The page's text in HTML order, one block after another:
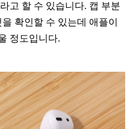
고 할 수 있습니다. 캡 부분
확인할 수 있는데 애플이
정도입니다.